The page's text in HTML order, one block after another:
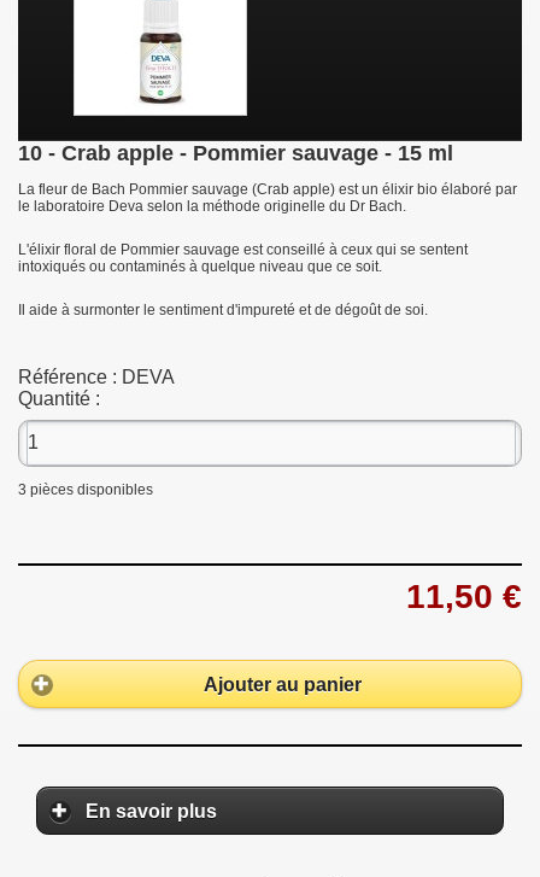
10 - Crab apple - Pommier sauvage - 15 ml
La fleur de Bach Pommier sauvage (Crab apple) est un élixir bio élaboré par
le laboratoire Deva selon la méthode originelle du Dr Bach.
L'élixir floral de Pommier sauvage est conseillé à ceux qui se sentent
intoxiqués ou contaminés à quelque niveau que ce soit.
Il aide à surmonter le sentiment d'impureté et de dégoût de soi.
Référence : DEVA
Quantité :
3 pièces disponibles
11,50 €
Ajouter au panier
En savoir plus